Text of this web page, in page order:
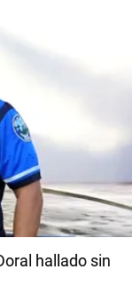
hallado sin